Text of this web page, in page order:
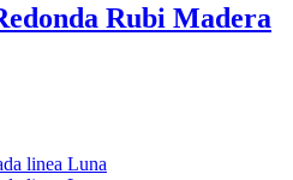
Rubi Madera